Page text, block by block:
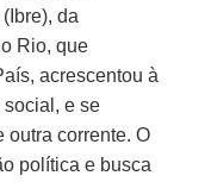
(Ibre), da
Rio, que
acrescentou à
e se
outra corrente. O
política e busca